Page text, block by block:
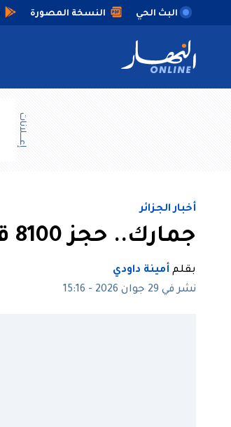
البث الحي النسخة المصورة
إعــــلانات
أخبار الجزائر
جمارك.. حجز 8100 قرص مهلوس بالأغواط والجلفة
بقلم أمينة داودي
نشر في 29 جوان 2026 - 15:16